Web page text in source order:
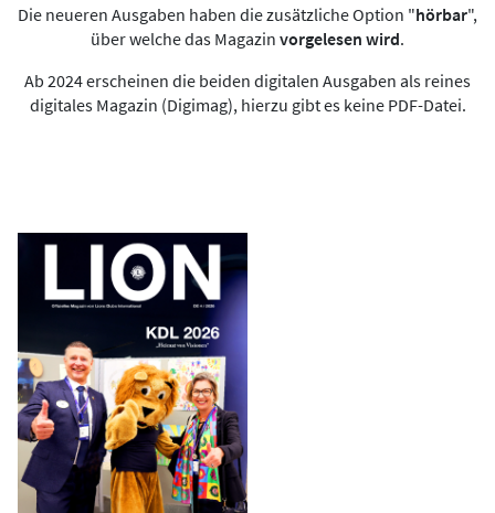
Die neueren Ausgaben haben die zusätzliche Option "hörbar",
über welche das Magazin vorgelesen wird.
Ab 2024 erscheinen die beiden digitalen Ausgaben als reines
digitales Magazin (Digimag), hierzu gibt es keine PDF-Datei.